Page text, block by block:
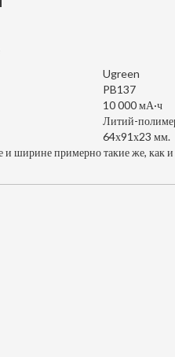
Ugreen
PB137
10 000 мА·ч
Литий-
64х91х23 мм.
и ширине примерно такие же, как и